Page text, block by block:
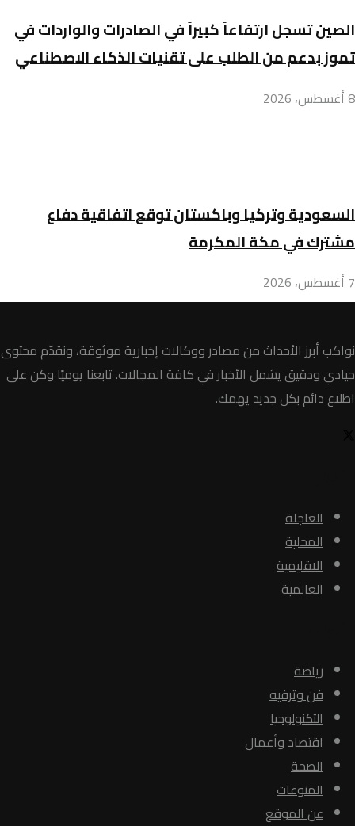
الصين تسجل ارتفاعاً كبيراً في الصادرات والواردات في
تموز بدعم من الطلب على تقنيات الذكاء الاصطناعي
8 أغسطس، 2026
السعودية وتركيا وباكستان توقع اتفاقية دفاع
مشترك في مكة المكرمة
7 أغسطس، 2026
نواكب أبرز الأحداث من مصادر ووكالات إخبارية موثوقة، ونقدّم محتوى
حيادي ودقيق يشمل الأخبار في كافة المجالات. تابعنا يوميًا وكن على
اطلاع دائم بكل جديد يهمك.
العاجلة
المحلية
الاقليمية
العالمية
رياضة
فن وترفيه
التكنولوجيا
اقتصاد وأعمال
الصحة
المنوعات
عن الموقع